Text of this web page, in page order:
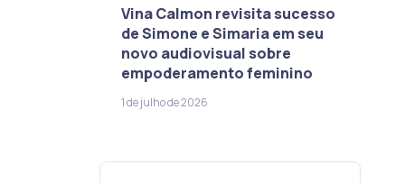
Vina Calmon revisita sucesso
de Simone e Simaria em seu
novo audiovisual sobre
empoderamento feminino
1 de julho de 2026